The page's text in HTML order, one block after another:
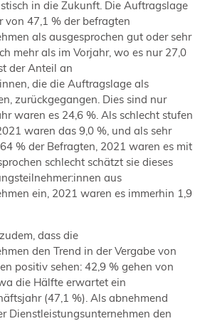
in die Zukunft. Die Auftragslage
von 47,1 % der befragten
als ausgesprochen gut oder sehr
mehr als im Vorjahr, wo es nur 27,0
der Anteil an
die die Auftragslage als
zurückgegangen. Dies sind nur
waren es 24,6 %. Als schlecht stufen
waren das 9,0 %, und als sehr
% der Befragten, 2021 waren es mit
schlecht schätzt sie dieses
aus
ein, 2021 waren es immerhin 1,9
dass die
den Trend in der Vergabe von
positiv sehen: 42,9 % gehen von
die Hälfte erwartet ein
(47,1 %). Als abnehmend
Dienstleistungsunternehmen den